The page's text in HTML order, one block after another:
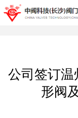
公司签订温
形阀